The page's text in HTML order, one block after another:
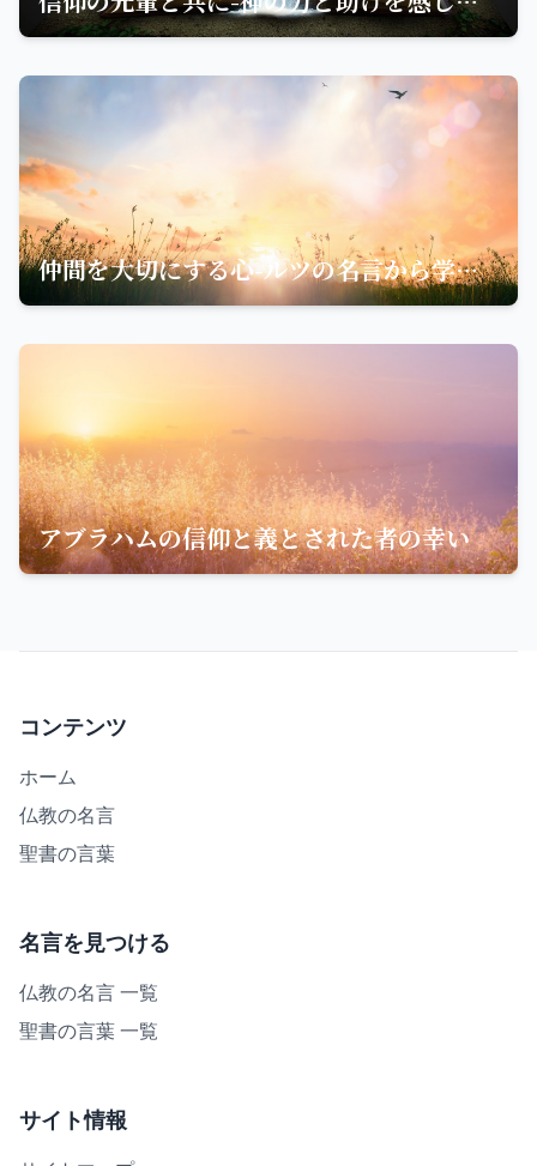
仲間を大切にする心-ルツの名言から学ぶ信仰の絆
アブラハムの信仰と義とされた者の幸い
コンテンツ
ホーム
仏教の名言
聖書の言葉
名言を見つける
仏教の名言 一覧
聖書の言葉 一覧
サイト情報